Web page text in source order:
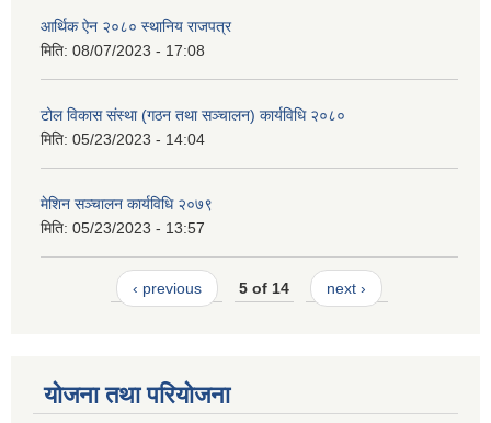
आर्थिक ऐन २०८० स्थानिय राजपत्र
मिति: 08/07/2023 - 17:08
टोल विकास संस्था (गठन तथा सञ्चालन) कार्यविधि २०८०
मिति: 05/23/2023 - 14:04
मेशिन सञ्चालन कार्यविधि २०७९
मिति: 05/23/2023 - 13:57
‹ previous 5 of 14 next ›
योजना तथा परियोजना